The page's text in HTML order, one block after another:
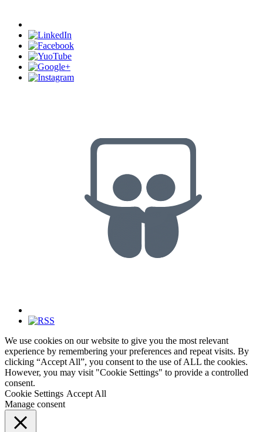
We use cookies on our website to give you the most relevant
experience by remembering your preferences and repeat visits. By
clicking “Accept All”, you consent to the use of ALL the cookies.
However, you may visit "Cookie Settings" to provide a controlled
consent.
Cookie Settings Accept All
Manage consent